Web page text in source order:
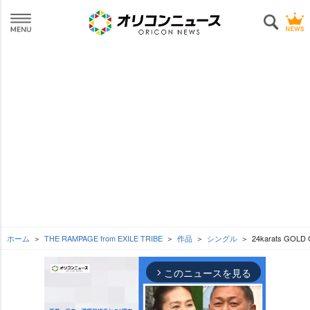
ホーム THE RAMPAGE from EXILE TRIBE 作品 シングル 24karats GOLD
arrow_forward_ios このニュースを見る